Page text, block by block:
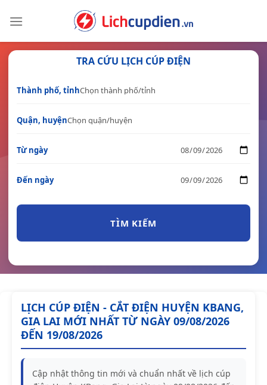
TRA CỨU LỊCH CÚP ĐIỆN
Thành phố, tỉnh
Quận, huyện
Từ ngày
Đến ngày
TÌM KIẾM
LỊCH CÚP ĐIỆN - CẮT ĐIỆN HUYỆN KBANG,
GIA LAI MỚI NHẤT TỪ NGÀY 09/08/2026
ĐẾN 19/08/2026
Cập nhật thông tin mới và chuẩn nhất về lịch cúp